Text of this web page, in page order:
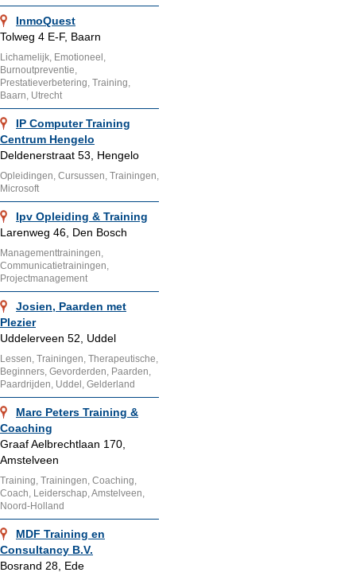
InmoQuest
Tolweg 4 E-F, Baarn
Lichamelijk, Emotioneel,
Burnoutpreventie,
Prestatieverbetering, Training,
Baarn, Utrecht
IP Computer Training
Centrum Hengelo
Deldenerstraat 53, Hengelo
Opleidingen, Cursussen, Trainingen,
Microsoft
Ipv Opleiding & Training
Larenweg 46, Den Bosch
Managementtrainingen,
Communicatietrainingen,
Projectmanagement
Josien, Paarden met
Plezier
Uddelerveen 52, Uddel
Lessen, Trainingen, Therapeutische,
Beginners, Gevorderden, Paarden,
Paardrijden, Uddel, Gelderland
Marc Peters Training &
Coaching
Graaf Aelbrechtlaan 170,
Amstelveen
Training, Trainingen, Coaching,
Coach, Leiderschap, Amstelveen,
Noord-Holland
MDF Training en
Consultancy B.V.
Bosrand 28, Ede